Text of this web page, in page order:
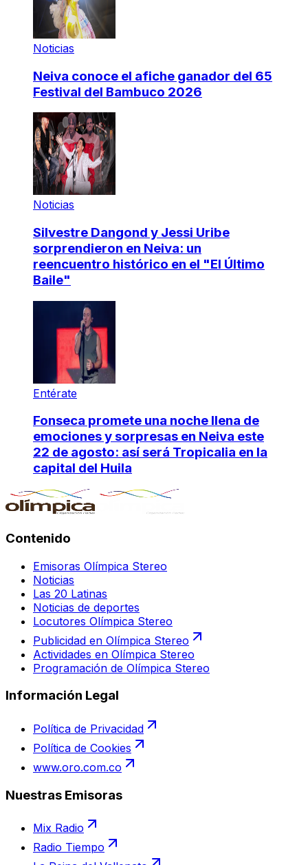
Noticias
Neiva conoce el afiche ganador del 65
Festival del Bambuco 2026
Noticias
Silvestre Dangond y Jessi Uribe
sorprendieron en Neiva: un
reencuentro histórico en el "El Último
Baile"
Entérate
Fonseca promete una noche llena de
emociones y sorpresas en Neiva este
22 de agosto: así será Tropicalia en la
capital del Huila
Contenido
Emisoras Olímpica Stereo
Noticias
Las 20 Latinas
Noticias de deportes
Locutores Olímpica Stereo
Publicidad en Olímpica Stereo
Actividades en Olímpica Stereo
Programación de Olímpica Stereo
Información Legal
Política de Privacidad
Política de Cookies
www.oro.com.co
Nuestras Emisoras
Mix Radio
Radio Tiempo